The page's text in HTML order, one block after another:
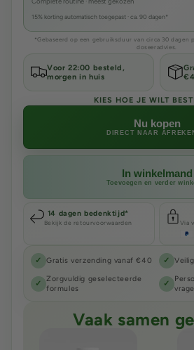
15% korting automatisch toegepast · ca. 90 dagen*
*Gebaseerd op een gebruiksduur van circa 30 dagen
doseeradvies.
Voor 22:00 besteld,
morgen in huis
KIES HOE JE WILT
In winkelmand
Toevoegen en verder
Nu kopen
DIRECT NAAR
14 dagen bedenktijd*
Bekijk de retourvoorwaarden Via
✓ Gratis verzending vanaf €40 ✓
✓
Zorgvuldig geselecteerde
formules
✓
Vaak samen